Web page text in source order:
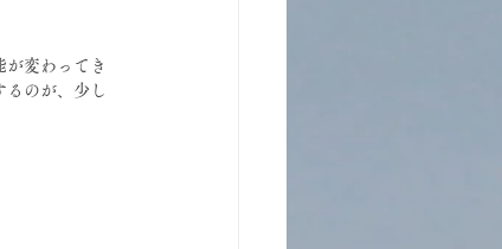
変わってき
のが、少し